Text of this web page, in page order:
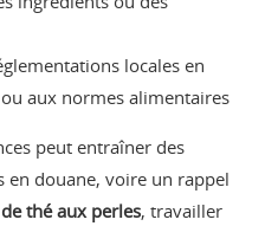
locales en
aux normes alimentaires
peut entraîner des
en douane, voire un rappel
thé aux perles, travailler